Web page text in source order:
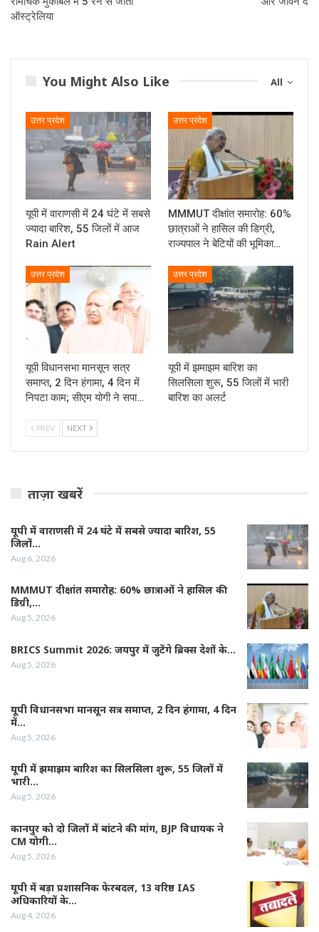
ऑस्ट्रेलिया
All
You Might Also Like
उत्तर प्रदेश
यूपी में वाराणसी में 24 घंटे में सबसे
ज्यादा बारिश, 55 जिलों में आज
Rain Alert
उत्तर प्रदेश
MMMUT दीक्षांत समारोह: 60%
छात्राओं ने हासिल की डिग्री,
राज्यपाल ने बेटियों की भूमिका…
उत्तर प्रदेश
यूपी विधानसभा मानसून सत्र
समाप्त, 2 दिन हंगामा, 4 दिन में
निपटा काम; सीएम योगी ने सपा…
उत्तर प्रदेश
यूपी में झमाझम बारिश का
सिलसिला शुरू, 55 जिलों में भारी
बारिश का अलर्ट
PREV NEXT
ताज़ा खबरें
यूपी में वाराणसी में 24 घंटे में सबसे ज्यादा बारिश, 55
जिलों…
Aug 6, 2026
MMMUT दीक्षांत समारोह: 60% छात्राओं ने हासिल की
डिग्री,…
Aug 5, 2026
BRICS Summit 2026: जयपुर में जुटेंगे ब्रिक्स देशों के…
Aug 5, 2026
यूपी विधानसभा मानसून सत्र समाप्त, 2 दिन हंगामा, 4 दिन
में…
Aug 5, 2026
यूपी में झमाझम बारिश का सिलसिला शुरू, 55 जिलों में
भारी…
Aug 5, 2026
कानपुर को दो जिलों में बांटने की मांग, BJP विधायक ने
CM योगी…
Aug 5, 2026
यूपी में बड़ा प्रशासनिक फेरबदल, 13 वरिष्ठ IAS
अधिकारियों के…
Aug 4, 2026